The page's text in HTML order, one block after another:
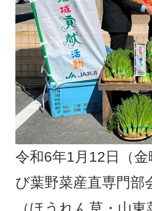
令和6年1月12日（
び葉野菜産直専門部